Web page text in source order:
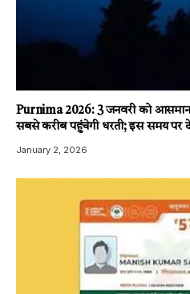
Purnima 2026: 3 जनवरी को आसमान
सबसे करीब पहुंचेगी धरती; इस समय पर
January 2, 2026